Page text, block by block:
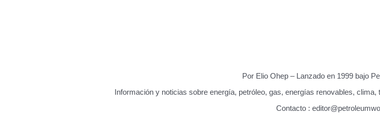
Por Elio Ohep – Lanzado en 1999 bajo
Información y noticias sobre energía, petróleo, gas, energías renovables,
Contacto :